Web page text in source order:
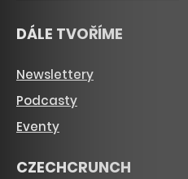
DÁLE TVOŘÍME
Newslettery
Podcasty
Eventy
CZECHCRUNCH